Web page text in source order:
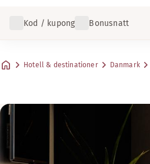
Kod / kupong Bonusnatt
Hotell & destinationer Danmark